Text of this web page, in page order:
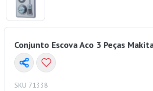
Conjunto Escova Aco 3 Peças
SKU 71338